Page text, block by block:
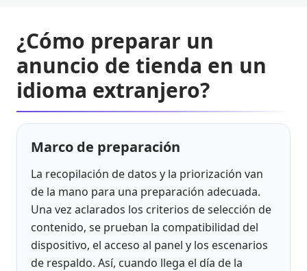
¿Cómo preparar un
anuncio de tienda en un
idioma extranjero?
Marco de preparación
La recopilación de datos y la priorización van
de la mano para una preparación adecuada.
Una vez aclarados los criterios de selección de
contenido, se prueban la compatibilidad del
dispositivo, el acceso al panel y los escenarios
de respaldo. Así, cuando llega el día de la